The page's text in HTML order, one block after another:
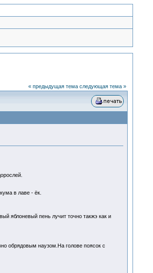
« предыдущая тема следующая тема »
в лаве - ёк.
яблоневый пень лучит точно такжэ как и
обрядовым наузом.На голове поясок с